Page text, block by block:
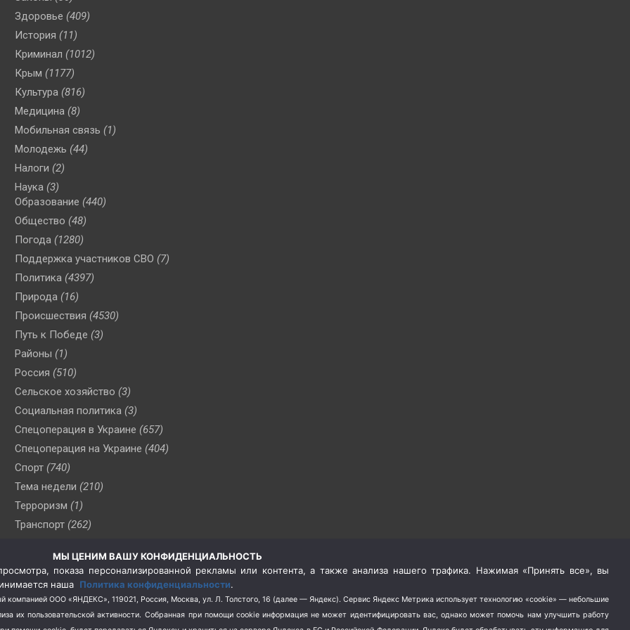
Здоровье (409)
История (11)
Криминал (1012)
Крым (1177)
Культура (816)
Медицина (8)
Мобильная связь (1)
Молодежь (44)
Налоги (2)
Наука (3)
Образование (440)
Общество (48)
Погода (1280)
Поддержка участников СВО (7)
Политика (4397)
Природа (16)
Происшествия (4530)
Путь к Победе (3)
Районы (1)
Россия (510)
Сельское хозяйство (3)
Социальная политика (3)
Спецоперация в Украине (657)
Спецоперация на Украине (404)
Спорт (740)
Тема недели (210)
Терроризм (1)
Транспорт (262)
(76)
Цены (2)
Школа и спорт (2)
Экология (8)
МЫ ЦЕНИМ ВАШУ КОНФИДЕНЦИАЛЬНОСТЬ
показа персонализированной рекламы или контента, а также анализа нашего трафика. Нажимая «Принять все», вы
наша Политика конфиденциальности.
компанией ООО «ЯНДЕКС», 119021, Россия, Москва, ул. Л. Толстого, 16 (далее — Яндекс). Сервис Яндекс Метрика использует технологию «cookie» — небольшие
их пользовательской активности. Собранная при помощи cookie информация не может идентифицировать вас, однако может помочь нам улучшить работу